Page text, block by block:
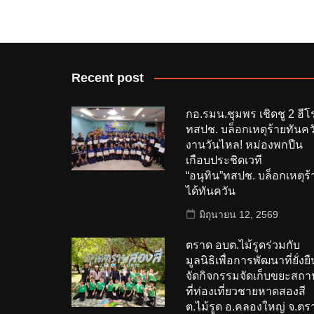
Recent post
กอ.รมน.ชุมพร เชิดชู 2 ฮีโ
ทสปช. บล็อกเหตุร้ายทันค
งานวันไหล! หม่องพกปืน
เกือบประชิดเวที
“อนุทิน”ทสปช. บล็อกเหตุร้
ได้ทันควัน
มิถุนายน 12, 2569
ตราด อบต.ไม้รูดร่วมกับ
มูลนิธิเพื่อการพัฒนาที่ยั่งยื
จัดกิจกรรมจัดเก็บขยะสถา
ที่ท่องเที่ยวชายหาดสองสี
ต.ไม้รูด อ.คลองใหญ่ จ.ตร